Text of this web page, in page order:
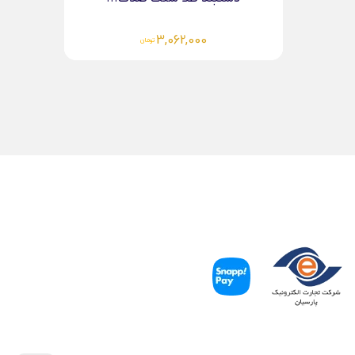
3,062,000 تومان